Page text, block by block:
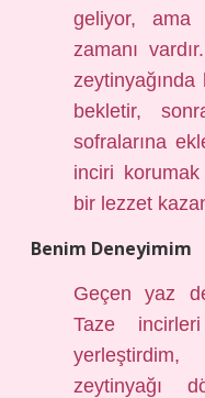
geliyor, ama
zamanı
bekletir,
sofralarına
inciri
bir lezzet
Benim Deneyimim
Geçen yaz
Taze
zeytinyağı